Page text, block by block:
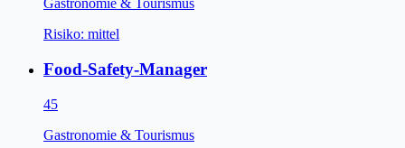
Gastronomie & Tourismus
Risiko: mittel
Food-Safety-Manager
45
Gastronomie & Tourismus